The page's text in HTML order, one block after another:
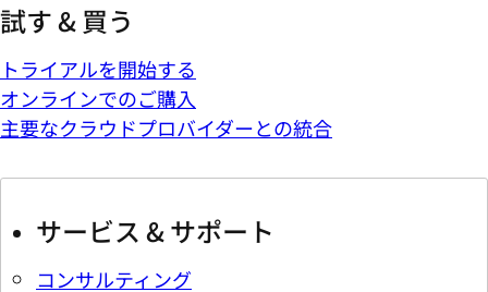
試す & 買う
トライアルを開始する
オンラインでのご購入
主要なクラウドプロバイダーとの統合
サービス & サポート
コンサルティング